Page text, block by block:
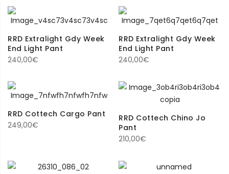
RRD Extralight Gdy Week
End Light Pant
240,00€
RRD Extralight Gdy Week
End Light Pant
240,00€
RRD Cottech Cargo Pant
249,00€
RRD Cottech Chino Jo
Pant
210,00€